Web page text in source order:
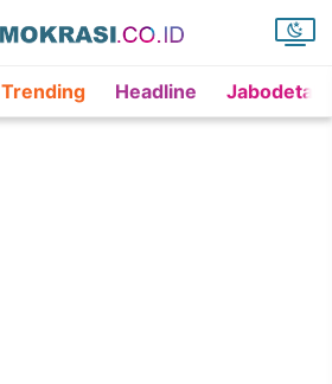
Trending Headline